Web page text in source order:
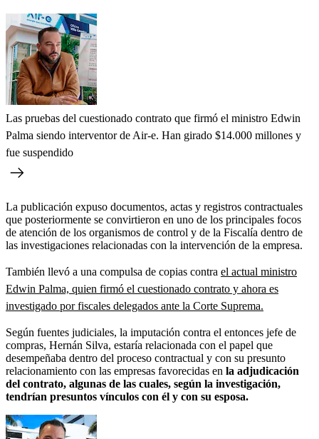
Las pruebas del cuestionado contrato que firmó el ministro Edwin
Palma siendo interventor de Air-e. Han girado $14.000 millones y
fue suspendido
La publicación expuso documentos, actas y registros contractuales
que posteriormente se convirtieron en uno de los principales focos
de atención de los organismos de control y de la Fiscalía dentro de
las investigaciones relacionadas con la intervención de la empresa.
También llevó a una compulsa de copias contra el actual ministro
Edwin Palma, quien firmó el cuestionado contrato y ahora es
investigado por fiscales delegados ante la Corte Suprema.
Según fuentes judiciales, la imputación contra el entonces jefe de
compras, Hernán Silva, estaría relacionada con el papel que
desempeñaba dentro del proceso contractual y con su presunto
relacionamiento con las empresas favorecidas en la adjudicación
del contrato, algunas de las cuales, según la investigación,
tendrían presuntos vínculos con él y con su esposa.